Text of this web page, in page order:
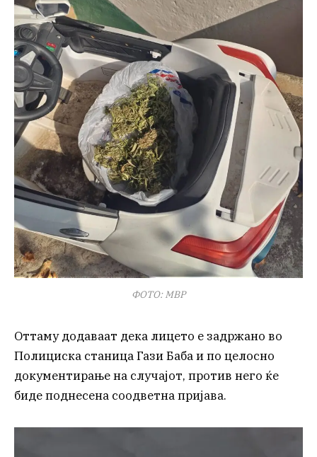
ФОТО: МВР
Оттаму додаваат дека лицето е задржано во
Полициска станица Гази Баба и по целосно
документирање на случајот, против него ќе
биде поднесена соодветна пријава.